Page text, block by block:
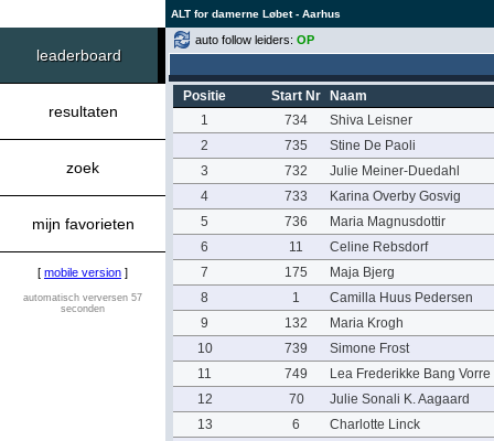
ALT for damerne Løbet - Aarhus
leaderboard
resultaten
zoek
mijn favorieten
[ mobile version ]
automatisch verversen 57
seconden
auto follow leiders: OP
Positie Start Nr
Naam
1
734
Shiva Leisner
2
735
Stine De Paoli
3
732
Julie Meiner-Duedahl
4
733
Karina Overby Gosvig
5
736
Maria Magnusdottir
6
11
Celine Rebsdorf
7
175
Maja Bjerg
8
1
Camilla Huus Pedersen
9
132
Maria Krogh
10
739
Simone Frost
11
749
Lea Frederikke Bang Vorre
12
70
Julie Sonali K. Aagaard
13
6
Charlotte Linck